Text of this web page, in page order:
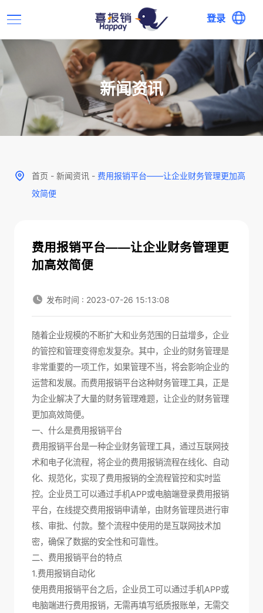
登录
新闻资讯
首页 - 新闻资讯 - 费用报销平台——让企业财务管理更加高
效简便
费用报销平台——让企业财务管理更
加高效简便
发布时间 : 2023-07-26 15:13:08
随着企业规模的不断扩大和业务范围的日益增多，企业
的管控和管理变得愈发复杂。其中，企业的财务管理是
非常重要的一项工作，如果管理不当，将会影响企业的
运营和发展。而费用报销平台这种财务管理工具，正是
为企业解决了大量的财务管理难题，让企业的财务管理
更加高效简便。
一、什么是费用报销平台
费用报销平台是一种企业财务管理工具，通过互联网技
术和电子化流程，将企业的费用报销流程在线化、自动
化、规范化，实现了费用报销的全流程管控和实时监
控。企业员工可以通过手机APP或电脑端登录费用报销
平台，在线提交费用报销申请单，由财务管理员进行审
核、审批、付款。整个流程中使用的是互联网技术加
密，确保了数据的安全性和可靠性。
二、费用报销平台的特点
1.费用报销自动化
使用费用报销平台之后，企业员工可以通过手机APP或
电脑端进行费用报销，无需再填写纸质报账单，无需交